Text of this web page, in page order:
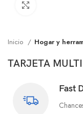
Inicio Hogar y
TARJETA
Fast